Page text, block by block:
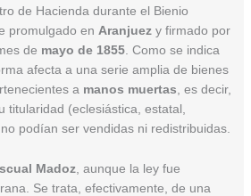
de Hacienda durante el Bienio
promulgado en Aranjuezy firmado por
de mayo de 1855. Como se indica
afecta a una serie amplia de bienes
a manos muertas , es decir,
titularidad (eclesiástica, estatal,
podían ser vendidas ni redistribuidas.
Madoz, aunque la ley fue
Se trata, efectivamente, de una